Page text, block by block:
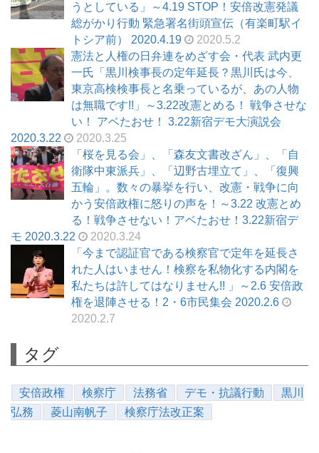
うとしている」～4.19 STOP！安倍改憲発議
総がかり行動 緊急署名街頭宣伝（有楽町駅イ
トシア前） 2020.4.19
2020.5.2
憲法と人権の日弁連をめざす会・代表 武内更
一氏「黒川検事長の定年延長？黒川氏は今、
東京高検検事長と名乗っているが、あの人物
は無職です!!」～3.22改憲とめる！ 戦争させな
い！ アベたおせ！ 3.22新宿デモ大演説会
2020.3.22
2020.3.25
「桜を見る会」、「森友文書改ざん」、「自
衛隊中東派兵」、「辺野古埋立て」、「復興
五輪」。数々の暴挙を行い、改憲・戦争に向
かう安倍政権に怒りの声を！～3.22 改憲とめ
る！戦争させない！アベたおせ！3.22新宿デ
モ 2020.3.22
2020.3.24
「今まで認証官である検察官で定年を延長さ
れた人はいません！検察を私物化する内閣を
私たちは許してはなりません!! 」～2.6 安倍政
権を退陣させる！2・6市民集会 2020.2.6
2020.2.7
タグ
安倍政権 検察庁 法務省 デモ・抗議行動
黒川
弘務
菱山南帆子 検察庁法改正案